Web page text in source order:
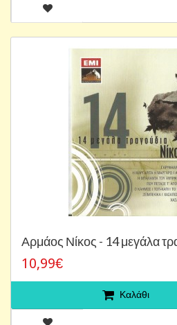
Αρμάος Νίκος - 14 μεγάλα
10,99€
Καλάθι